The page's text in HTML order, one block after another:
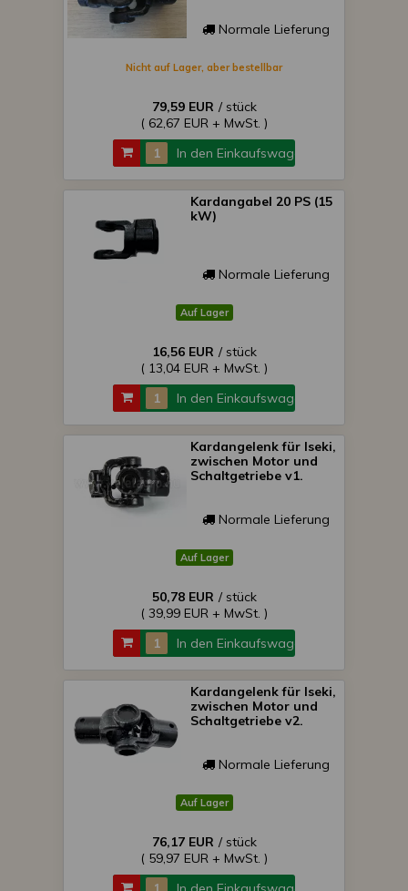
Normale Lieferung
Nicht auf Lager, aber bestellbar
79,59 EUR / stück
( 62,67 EUR + MwSt. )
In den Einkaufswagen
Kardangabel 20 PS (15
kW)
Normale Lieferung
Auf Lager
16,56 EUR / stück
( 13,04 EUR + MwSt. )
In den Einkaufswagen
Kardangelenk für Iseki,
zwischen Motor und
Schaltgetriebe v1.
Normale Lieferung
Auf Lager
50,78 EUR / stück
( 39,99 EUR + MwSt. )
In den Einkaufswagen
Kardangelenk für Iseki,
zwischen Motor und
Schaltgetriebe v2.
Normale Lieferung
Auf Lager
76,17 EUR / stück
( 59,97 EUR + MwSt. )